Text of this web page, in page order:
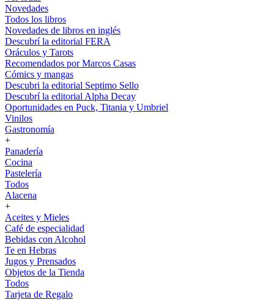
Novedades
Todos los libros
Novedades de libros en inglés
Descubrí la editorial FERA
Oráculos y Tarots
Recomendados por Marcos Casas
Cómics y mangas
Descubri la editorial Septimo Sello
Descubrí la editorial Alpha Decay
Oportunidades en Puck, Titania y Umbriel
Vinilos
Gastronomía
+
Panadería
Cocina
Pastelería
Todos
Alacena
+
Aceites y Mieles
Café de especialidad
Bebidas con Alcohol
Te en Hebras
Jugos y Prensados
Objetos de la Tienda
Todos
Tarjeta de Regalo